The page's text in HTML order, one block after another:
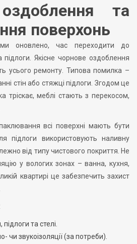
та
поверхонь
оновлено, час переходити до
підлоги. Якісне чорнове оздоблення
усього ремонту. Типова помилка –
стін або стяжці підлоги. Згодом це
тріскає, меблі стають з перекосом,
всі поверхні мають бути
підлоги використовують наливну
від типу чистового покриття. Не
у вологих зонах – ванна, кухня,
квартирі це забезпечить захист
та стелі.
чи звукоізоляції (за потреби).